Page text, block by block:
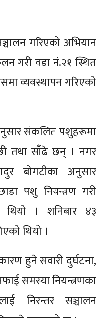
गरिएको अभियान
गरी वडा नं.२१ स्थित
व्यवस्थापन गरिएको
संकलित पशुहरूमा
तथा साँढे छन् । नगर
बोगटीका अनुसार
पशु नियन्त्रण गरी
थियो । शनिबार ४३
थियो ।
हुने सवारी दुर्घटना,
समस्या नियन्त्रणका
निरन्तर सञ्चालन